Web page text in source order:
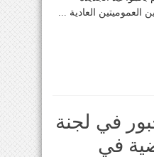
العموميتين العادية ...
في لجنة
في